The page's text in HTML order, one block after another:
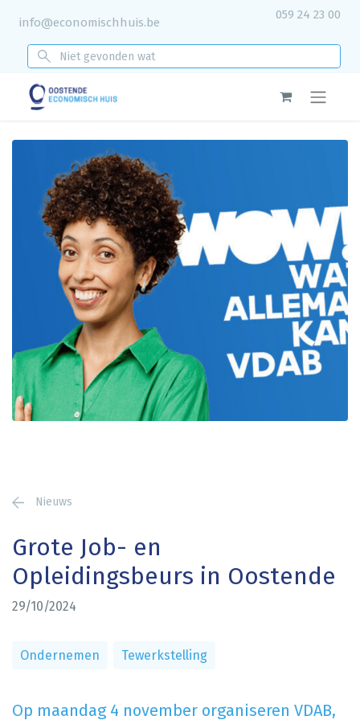
info@economischhuis.be
059 24 23 00
Nieuws
Grote Job- en
Opleidingsbeurs in Oostende
29/10/2024
Ondernemen Tewerkstelling
Op maandag 4 november organiseren VDAB,